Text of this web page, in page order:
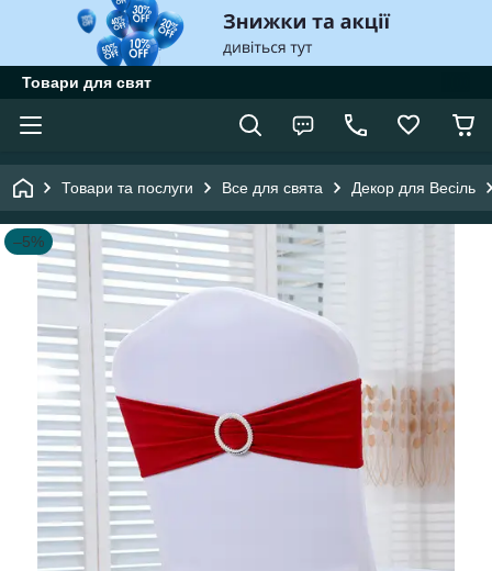
Товари для свят
Товари та послуги Все для свята Декор для Весіль
–5%